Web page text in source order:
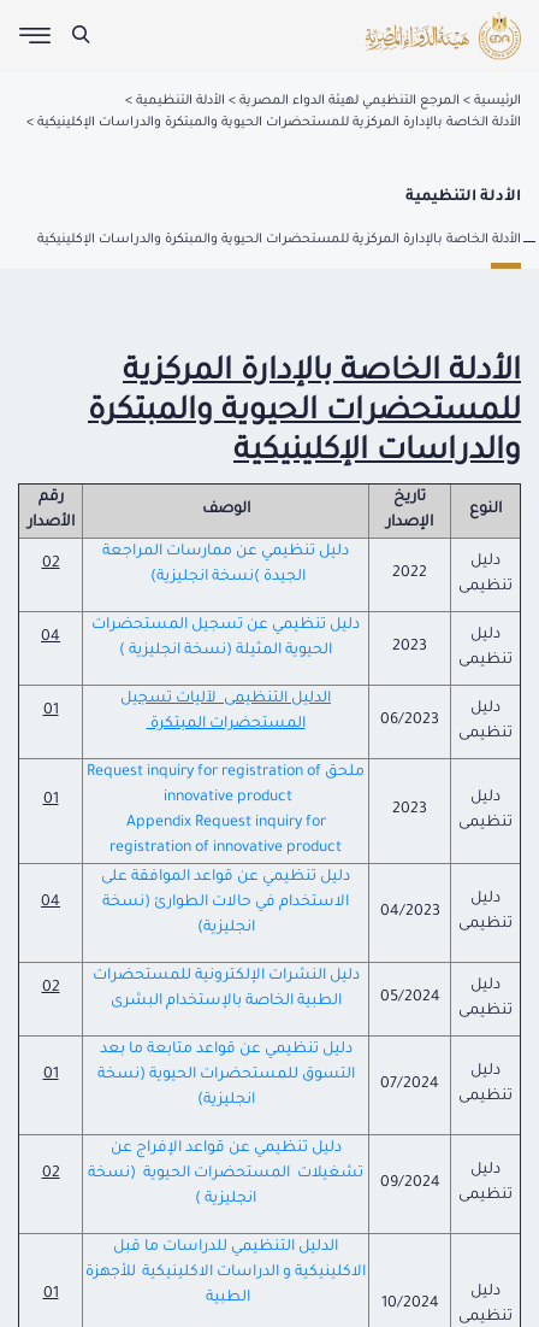
الرئيسية المرجع التنظيمي لهيئة الدواء المصرية
الأدلة التنظيمية
الأدلة الخاصة بالإدارة المركزية للمستحضرات الحيوية والمبتكرة والدراسات الإكلينيكية
الأدلة التنظيمية
الأدلة الخاصة بالإدارة المركزية للمستحضرات الحيوية والمبتكرة والدراسات الإكلينيكية
الأدلة الخاصة بالإدارة المركزية
للمستحضرات الحيوية والمبتكرة
والدراسات الإكلينيكية
النوع
تاريخ
الإصدار
الوصف
رقم
الأصدار
دليل
تنظيمى
2022
دليل تنظيمي عن ممارسات المراجعة
الجيدة )نسخة انجليزية)
02
دليل
تنظيمى
2023
دليل تنظيمي عن تسجيل المستحضرات
الحيوية المثيلة (نسخة انجليزية )
04
دليل
تنظيمى
06/2023
الدليل التنظيمى لآليات تسجيل
المستحضرات المبتكرة
01
دليل
تنظيمى
2023
ملحق Request inquiry for registration of
innovative product
Appendix Request inquiry for
registration of innovative product
01
دليل
تنظيمى
04/2023
دليل تنظيمي عن قواعد الموافقة على
الاستخدام في حالات الطوارئ (نسخة
انجليزية)
04
دليل
تنظيمى
05/2024
دليل النشرات الإلكترونية للمستحضرات
الطبية الخاصة بالإستخدام البشرى
02
دليل
تنظيمى
07/2024
دليل تنظيمي عن قواعد متابعة ما بعد
التسوق للمستحضرات الحيوية (نسخة
انجليزية)
01
دليل
تنظيمى
09/2024
دليل تنظيمي عن قواعد الإفراج عن
تشغيلات المستحضرات الحيوية (نسخة
انجليزية )
02
دليل
تنظيمى
10/2024
الدليل التنظيمي للدراسات ما قبل
الاكلينيكية و الدراسات الاكلينيكية للأجهزة
الطبية
01